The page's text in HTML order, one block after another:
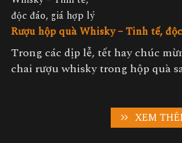
Rượu hộp quà Whisky – Tinh tế,
Trong các dịp lễ, tết hay chúc
chai rượu whisky trong hộp quà
XEM